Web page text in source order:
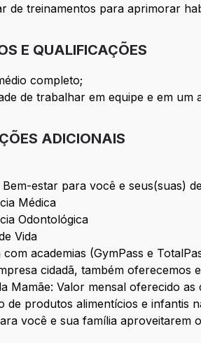
de treinamentos para aprimorar
E QUALIFICAÇÕES
completo;
de trabalhar em equipe e em um
ADICIONAIS
Bem-estar para você e seus(suas)
Médica
Odontológica
Vida
com academias (GymPass e
cidadã, também oferecemos
Mamãe: Valor mensal oferecido
de produtos alimentícios e infantis
você e sua família aproveitarem